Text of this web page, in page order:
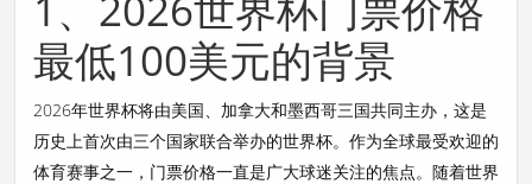
最低100美元的背景
2026年世界杯将由美国、加拿大和墨西哥三国共同主办，这是
历史上首次由三个国家联合举办的世界杯。作为全球最受欢迎的
体育赛事之一，门票价格一直是广大球迷关注的焦点。随着世界